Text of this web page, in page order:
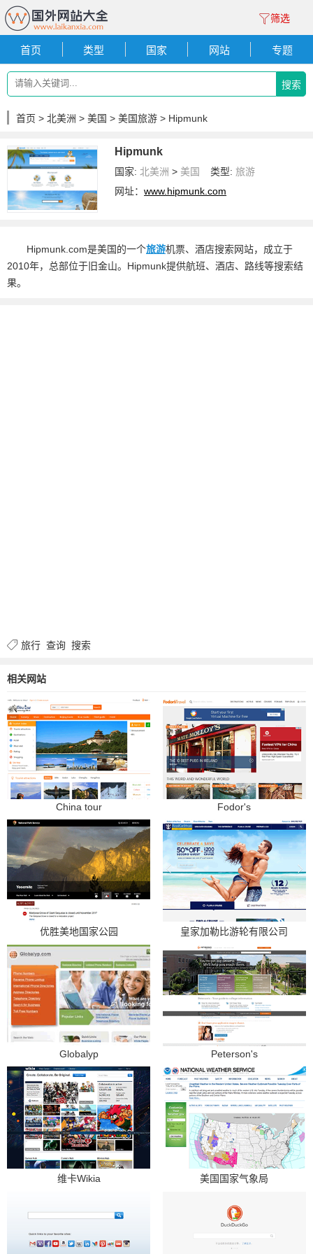
筛选
首页 类型 国家 网站 专题
搜索
首页 > 北美洲 > 美国 > 美国旅游 > Hipmunk
Hipmunk
国家: 北美洲 > 美国 类型: 旅游
网址：www.hipmunk.com
Hipmunk.com是美国的一个旅游机票、酒店搜索网站，成立于
2010年，总部位于旧金山。Hipmunk提供航班、酒店、路线等搜索结
果。
旅行 查询 搜索
相关网站
China tour Fodor's
优胜美地国家公园 皇家加勒比游轮有限公司
Globalyp Peterson's
维卡Wikia 美国国家气象局